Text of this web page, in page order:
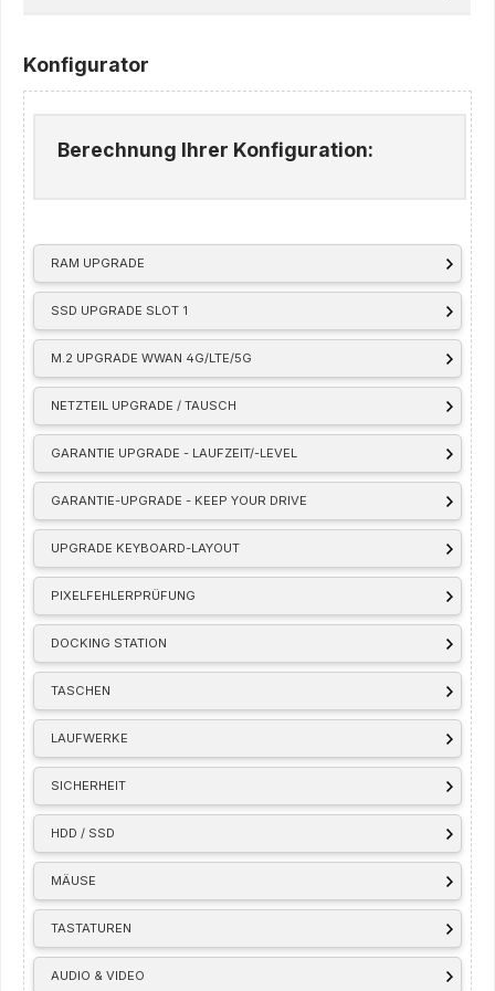
Konfigurator
RAM UPGRADE
SSD UPGRADE SLOT 1
M.2 UPGRADE WWAN 4G/LTE/5G
NETZTEIL UPGRADE / TAUSCH
GARANTIE UPGRADE - LAUFZEIT/-LEVEL
GARANTIE-UPGRADE - KEEP YOUR DRIVE
UPGRADE KEYBOARD-LAYOUT
PIXELFEHLERPRÜFUNG
DOCKING STATION
TASCHEN
LAUFWERKE
SICHERHEIT
HDD / SSD
MÄUSE
TASTATUREN
AUDIO & VIDEO
Berechnung Ihrer Konfiguration: